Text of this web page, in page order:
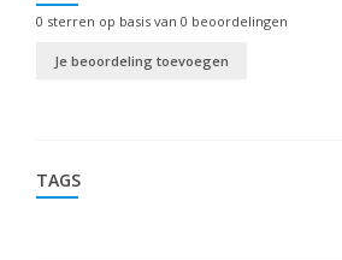
0 sterren op basis van 0 beoordelingen
Je beoordeling toevoegen
TAGS